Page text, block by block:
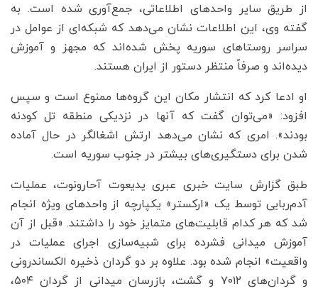
از طریق سایر واحدهای اطلاعاتی، جمع‌آوری شده است. به
گفته وی، این اطلاعات نشان می‌دهد که شبکه‌ای از عوامل در
سراسر روستاهای سوریه پخش شده‌اند که مجهز و آموزش
دیده‌اند و صرفاً منتظر دستور از ایران هستند.
او ادعا کرد که انتشار مکان این گروه‌ها ممنوع است و سپس
افزود: «می‌توان گفت که آنها در نزدیکی منطقه تل کودنه
بودند». امری که نشان می‌دهد ارتش اشغالگر در حال آماده
شدن برای دستگیری‌های بیشتر در جنوب سوریه است.
طبق گزارش سایت خبری عبری یدیعوت آحارونوت، عملیات
آدم‌ربایی توسط یک «ارکستر» یکپارچه از واحدهای ویژه انجام
شد که هر کدام قابلیت‌های متمایز خود را داشتند. «قبل از آن
آموزش میدانی فشرده برای شبیه‌سازی اجرای عملیات در
واقعیت» انجام شده بود. علاوه بر دو گردان ذخیره الکساندرونی
و گردان‌های ۷۰۱۲ و گشت، بازرسان میدانی از گردان ۵۰۴،